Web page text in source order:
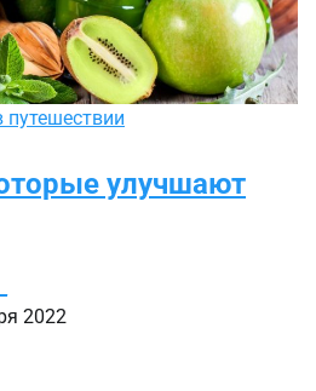
путешествии
улучшают
2022